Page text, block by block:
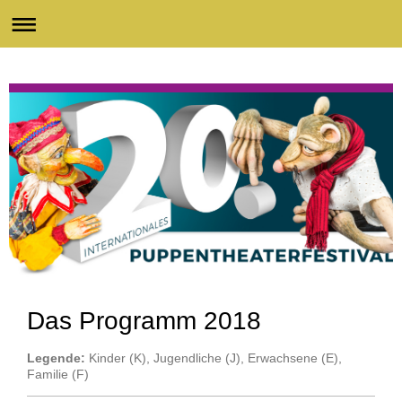
Das Programm 2018
Legende: Kinder (K), Jugendliche (J), Erwachsene (E),
Familie (F)